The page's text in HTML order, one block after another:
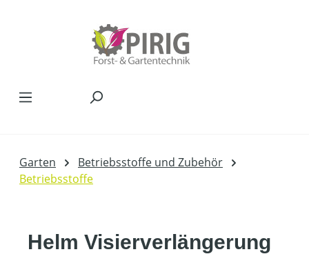
Garten
Betriebsstoffe und Zubehör
Betriebsstoffe
Helm Visierverlängerung